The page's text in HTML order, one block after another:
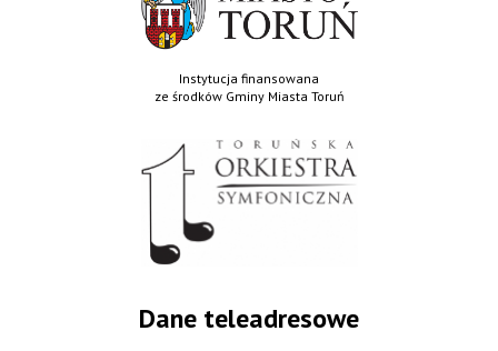
Instytucja finansowana
ze środków Gminy Miasta Toruń
Dane teleadresowe